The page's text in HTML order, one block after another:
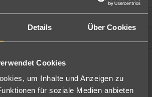
Details Über Cookies
Cookies
um Inhalte und Anzeigen zu
für soziale Medien anbieten
nach deinen Wünschen